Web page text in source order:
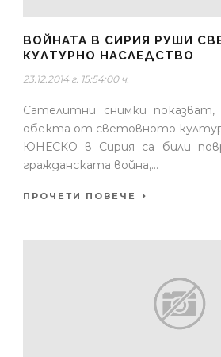
ВОЙНАТА В СИРИЯ РУШИ
КУЛТУРНО НАСЛЕДСТВО
23.12.2014 г. 15:54:00 ч.
Сателитни снимки показват,
обекта от световното
ЮНЕСКО в Сирия са били
гражданската война,...
ПРОЧЕТИ ПОВЕЧЕ